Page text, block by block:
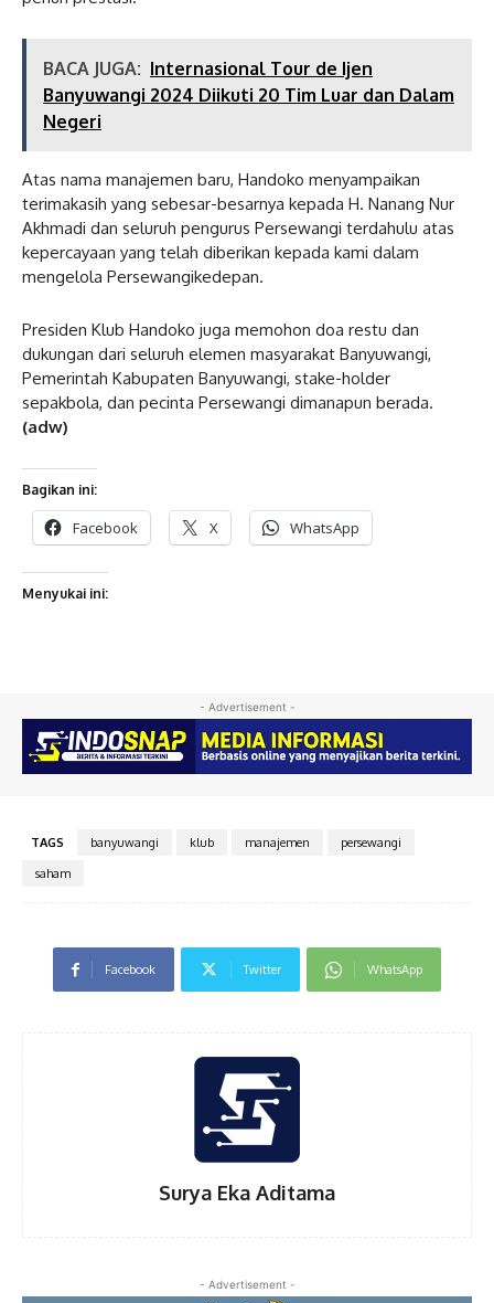
BACA JUGA: Internasional Tour de Ijen
Banyuwangi 2024 Diikuti 20 Tim Luar dan Dalam
Negeri
Atas nama manajemen baru, Handoko menyampaikan
terimakasih yang sebesar-besarnya kepada H. Nanang Nur
Akhmadi dan seluruh pengurus Persewangi terdahulu atas
kepercayaan yang telah diberikan kepada kami dalam
mengelola Persewangikedepan.
Presiden Klub Handoko juga memohon doa restu dan
dukungan dari seluruh elemen masyarakat Banyuwangi,
Pemerintah Kabupaten Banyuwangi, stake-holder
sepakbola, dan pecinta Persewangi dimanapun berada.
(adw)
Bagikan ini:
Facebook X WhatsApp
Menyukai ini:
- Advertisement -
TAGS banyuwangi klub manajemen
persewangi
saham
Facebook Twitter WhatsApp
Surya Eka Aditama
- Advertisement -